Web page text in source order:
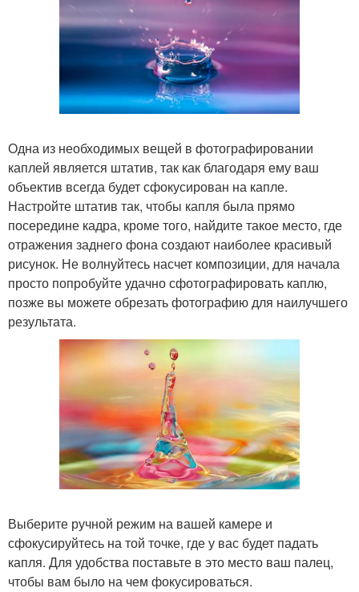
Одна из необходимых вещей в фотографировании
каплей является штатив, так как благодаря ему ваш
объектив всегда будет сфокусирован на капле.
Настройте штатив так, чтобы капля была прямо
посередине кадра, кроме того, найдите такое место, где
отражения заднего фона создают наиболее красивый
рисунок. Не волнуйтесь насчет композиции, для начала
просто попробуйте удачно сфотографировать каплю,
позже вы можете обрезать фотографию для наилучшего
результата.
Выберите ручной режим на вашей камере и
сфокусируйтесь на той точке, где у вас будет падать
капля. Для удобства поставьте в это место ваш палец,
чтобы вам было на чем фокусироваться.